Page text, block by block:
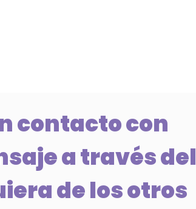
contacto con
a través del
de los otros